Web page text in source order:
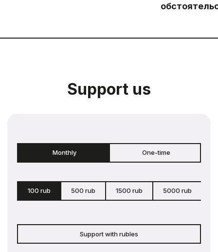
Support us
Monthly One-time
100 rub 500 rub 1500 rub 5000 rub
Support with rubles